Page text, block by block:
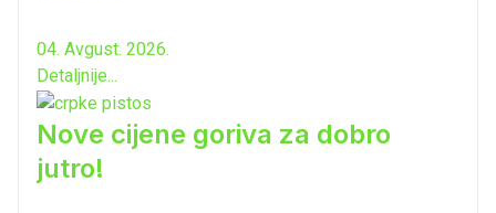
04. Avgust. 2026.
Detaljnije...
Nove cijene goriva za dobro
jutro!